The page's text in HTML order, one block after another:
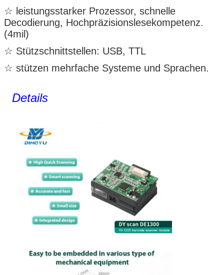
☆ leistungsstarker Prozessor, schnelle
Decodierung, Hochpräzisionslesekompetenz.
(4mil)
☆ Stützschnittstellen: USB, TTL
☆ stützen mehrfache Systeme und Sprachen.
Details